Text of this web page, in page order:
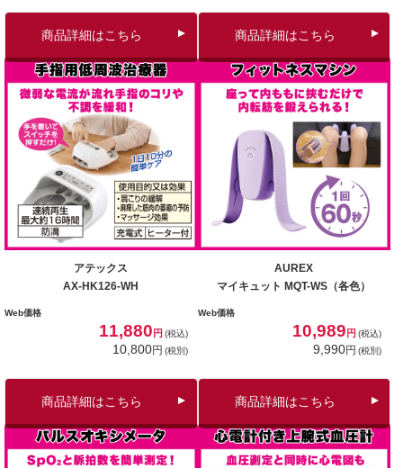
商品詳細はこちら 商品詳細はこちら
アテックス
AX-HK126-WH
Web価格
11,880 円 (税込)
10,800円 (税別)
商品詳細はこちら
AUREX
マイキュット MQT-WS（各色）
Web価格
10,989 円 (税込)
9,990円 (税別)
商品詳細はこちら